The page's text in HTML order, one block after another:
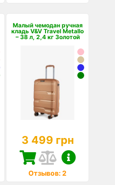
Малый чемодан ручная
кладь V&V Travel Metallo
– 38 л, 2,4 кг Золотой
3 499 грн
Отзывов: 2